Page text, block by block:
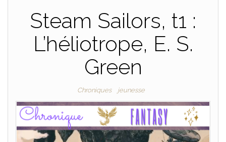
Steam Sailors, t1 :
L’héliotrope, E. S.
Green
Chroniques jeunesse